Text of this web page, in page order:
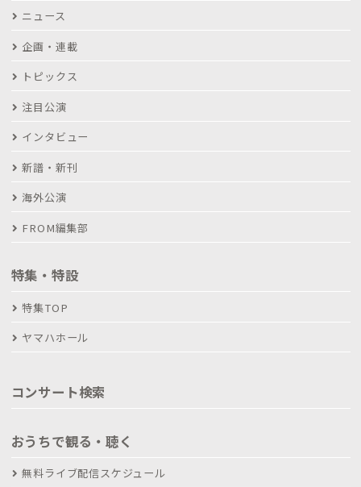
ニュース
企画・連載
トピックス
注目公演
インタビュー
新譜・新刊
海外公演
FROM編集部
特集・特設
特集TOP
ヤマハホール
コンサート検索
おうちで観る・聴く
無料ライブ配信スケジュール